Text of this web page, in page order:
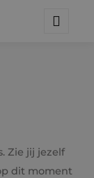
Zie jij jezelf
dit moment